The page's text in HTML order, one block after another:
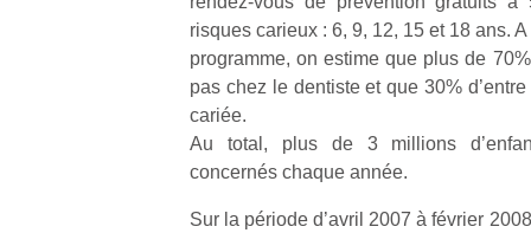
risques carieux : 6, 9, 12, 15 et 18 ans.
programme, on estime que plus de
pas chez le dentiste et que 30%
cariée.
Au total, plus de 3 millions
concernés chaque année.
Sur la période d’avril 2007 à février